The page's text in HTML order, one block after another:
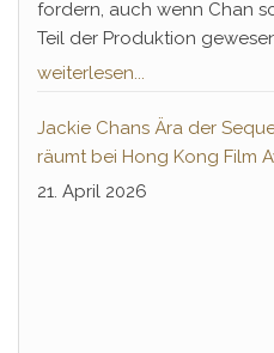
fordern, auch wenn Chan
Teil der Produktion
weiterlesen...
Jackie Chans Ära der
räumt bei Hong Kong Film
Fortsetzung
21. April 2026